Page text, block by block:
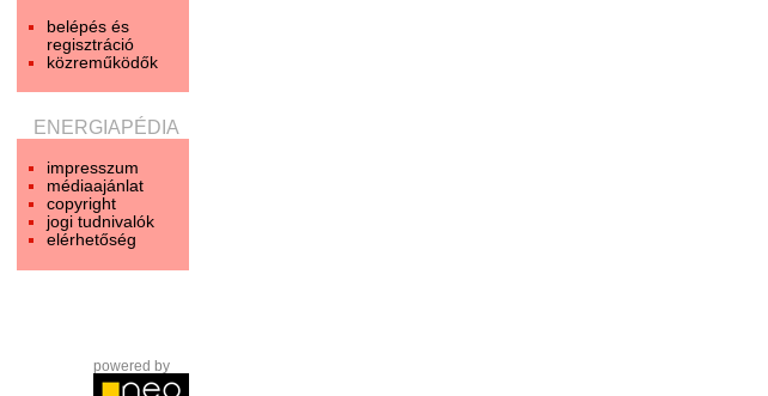
belépés és
regisztráció
közreműködők
ENERGIAPÉDIA
impresszum
médiaajánlat
copyright
jogi tudnivalók
elérhetőség
powered by